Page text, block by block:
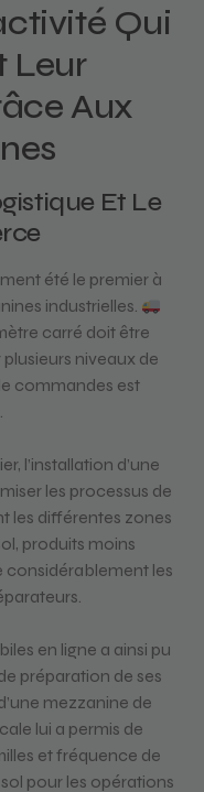
Qui
Leur
Aux
Et Le
été le premier à
industrielles.
carré doit être
niveaux de
commandes est
l’installation d’une
les processus de
les différentes zones
produits moins
considérablement les
en ligne a ainsi pu
préparation de ses
mezzanine de
lui a permis de
et fréquence de
pour les opérations